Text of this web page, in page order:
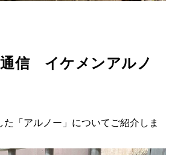
信 イケメンアルノ
「アルノー」についてご紹介しま